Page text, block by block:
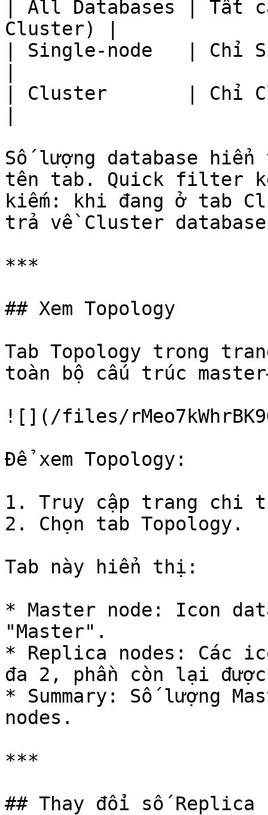
| All Databases | Tất
Cluster) |
| Single-node   | Chỉ
| Cluster       | Chỉ
Số lượng database hiển
tên tab. Quick filter
kiếm: khi đang ở tab
trả về Cluster
***
## Xem Topology
Tab Topology trong
toàn bộ cấu trúc
![](/files/
Để xem Topology:
1. Truy cập trang chi
2. Chọn tab Topology.
Tab này hiển thị:
* Master node: Icon
"Master".
* Replica nodes: Các
đa 2, phần còn lại
* Summary: Số lượng
nodes.
***
## Thay đổi số Replica